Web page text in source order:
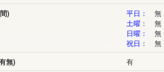
)
平日：
無
土曜：
無
日曜：
無
祝日：
無
無)
有